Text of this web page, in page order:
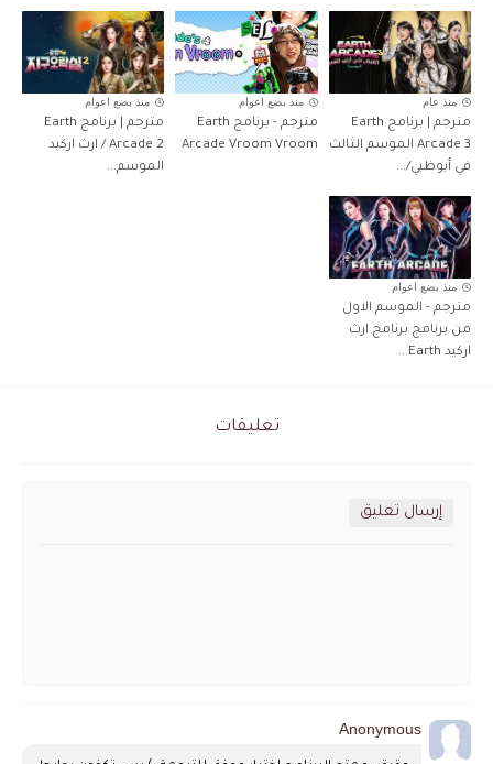
منذ عام
مترجم | برنامج Earth
Arcade 3 الموسم الثالث
في أبوظبي/...
منذ بضع اعوام
مترجم - برنامج Earth
Arcade Vroom Vroom
منذ بضع اعوام
مترجم | برنامج Earth
Arcade 2 / ارث اركيد
الموسم...
منذ بضع اعوام
مترجم - الموسم الاول
من برنامج برنامج ارث
اركيد Earth...
تعليقات
إرسال تعليق
Anonymous